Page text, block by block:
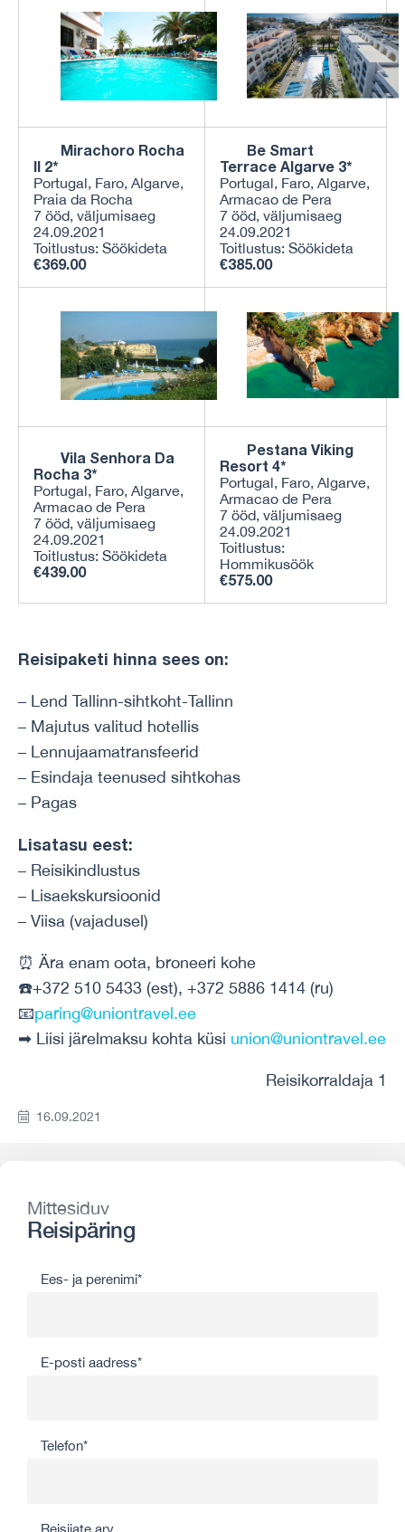
Mirachoro Rocha
II 2*
Portugal, Faro, Algarve,
Praia da Rocha
7 ööd, väljumisaeg
24.09.2021
Toitlustus: Söökideta
€369.00
Be Smart
Terrace Algarve 3*
Portugal, Faro, Algarve,
Armacao de Pera
7 ööd, väljumisaeg
24.09.2021
Toitlustus: Söökideta
€385.00
Vila Senhora Da
Rocha 3*
Portugal, Faro, Algarve,
Armacao de Pera
7 ööd, väljumisaeg
24.09.2021
Toitlustus: Söökideta
€439.00
Pestana Viking
Resort 4*
Portugal, Faro, Algarve,
Armacao de Pera
7 ööd, väljumisaeg
24.09.2021
Toitlustus:
Hommikusöök
€575.00
Reisipaketi hinna sees on:
– Lend Tallinn-sihtkoht-Tallinn
– Majutus valitud hotellis
– Lennujaamatransfeerid
– Esindaja teenused sihtkohas
– Pagas
Lisatasu eest:
– Reisikindlustus
– Lisaekskursioonid
– Viisa (vajadusel)
⏰ Ära enam oota, broneeri kohe
☎️+372 510 5433 (est), +372 5886 1414 (ru)
📧paring@uniontravel.ee
➡ Liisi järelmaksu kohta küsi union@uniontravel.ee
Reisikorraldaja 1
16.09.2021
Mittesiduv
Reisipäring
Ees- ja perenimi*
E-posti aadress*
Telefon*
Reisijate arv